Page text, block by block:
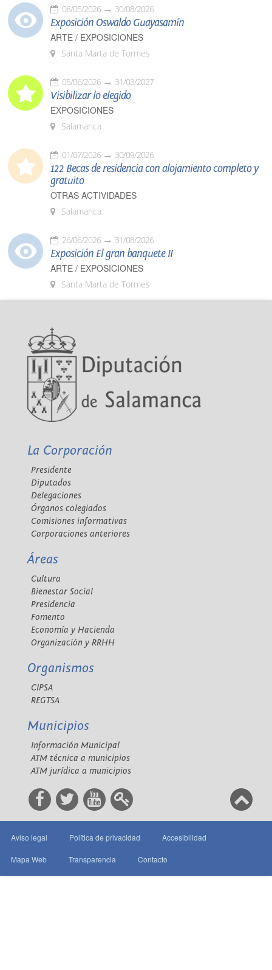
08/05/2026 30/08/2026
Exposición Oswaldo Guayasamín
ARTE / EXPOSICIONES
Santa Marta de Tormes
05/06/2026 31/03/2027
Visibilizar lo elegido
EXPOSICIONES
Salamanca
01/07/2026 30/09/2026
122 Becas de residencia con alojamiento completo y
gratuito
OTRAS ACTIVIDADES
Salamanca
26/06/2026 31/08/2026
Exposición El gran banquete II
ARTE / EXPOSICIONES
Santa Marta de Tormes
La Corporación
Presidente
Diputados
Delegaciones
Órganos colegiados
Comisiones informativas
Corporaciones anteriores
Áreas
Cultura
Bienestar Social
Presidencia
Fomento
Economía y Hacienda
Organización y RRHH
Organismos
CIPSA
REGTSA
Municipios
Información Municipal
ATM técnica a municipios
ATM jurídica a municipios
Aviso legal Política de privacidad Accesibilidad
Mapa Web Transparencia Contacto